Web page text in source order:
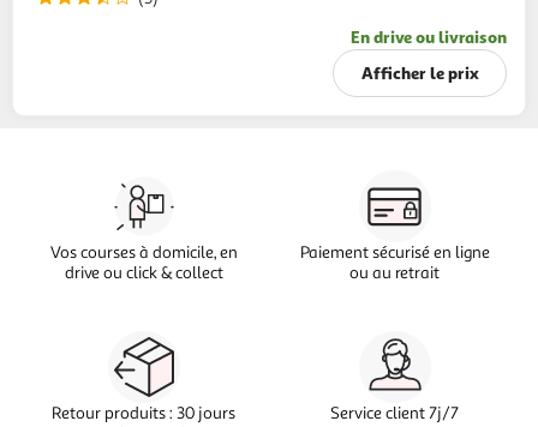
En drive ou livraison
Afficher le prix
Vos courses à domicile, en
drive ou click & collect
Paiement sécurisé en ligne
ou au retrait
Retour produits : 30 jours
Service client 7j/7